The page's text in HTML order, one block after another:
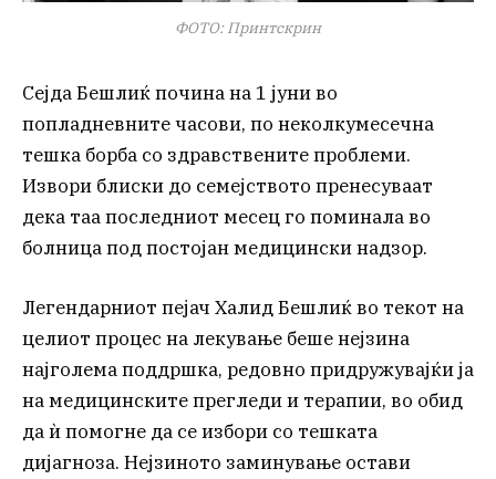
ФОТО: Принтскрин
Сејда Бешлиќ почина на 1 јуни во
попладневните часови, по неколкумесечна
тешка борба со здравствените проблеми.
Извори блиски до семејството пренесуваат
дека таа последниот месец го поминала во
болница под постојан медицински надзор.
Легендарниот пејач Халид Бешлиќ во текот на
целиот процес на лекување беше нејзина
најголема поддршка, редовно придружувајќи ја
на медицинските прегледи и терапии, во обид
да ѝ помогне да се избори со тешката
дијагноза. Нејзиното заминување остави